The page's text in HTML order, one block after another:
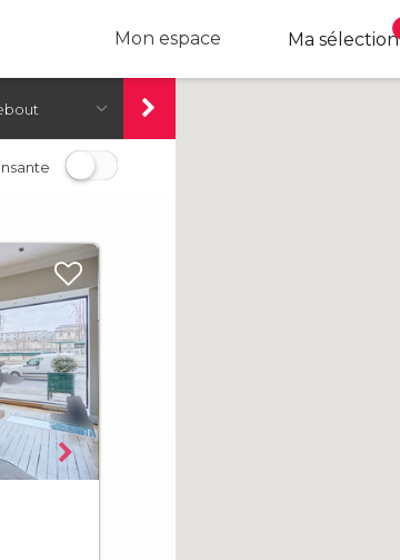
Ma sélection
Mon espace